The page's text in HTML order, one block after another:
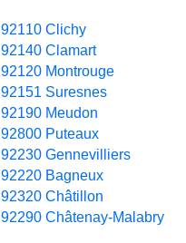
92110 Clichy
92140 Clamart
92120 Montrouge
92151 Suresnes
92190 Meudon
92800 Puteaux
92230 Gennevilliers
92220 Bagneux
92320 Châtillon
92290 Châtenay-Malabry